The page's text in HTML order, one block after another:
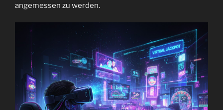
angemessen zu werden.